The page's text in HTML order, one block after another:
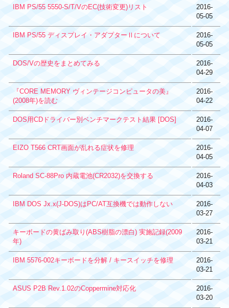
IBM PS/55 5550-S/T/VのEC(技術変更)リスト
2016-
05-05
IBM PS/55 ディスプレイ・アダプターⅡについて
2016-
05-05
DOS/Vの歴史をまとめてみる
2016-
04-29
『CORE MEMORY ヴィンテージコンピュータの美』
(2008年)を読む
2016-
04-22
DOS用CDドライバー別ベンチマークテスト結果 [DOS]
2016-
04-07
EIZO T566 CRT画面が乱れる症状を修理
2016-
04-05
Roland SC-88Pro 内蔵電池(CR2032)を交換する
2016-
04-03
IBM DOS Jx.x(J-DOS)はPC/AT互換機では動作しない
2016-
03-27
キーボードの黄ばみ取り(ABS樹脂の漂白) 実施記録(2009
年)
2016-
03-21
IBM 5576-002キーボードを分解 / キースイッチを修理
2016-
03-21
ASUS P2B Rev.1.02のCoppermine対応化
2016-
03-20